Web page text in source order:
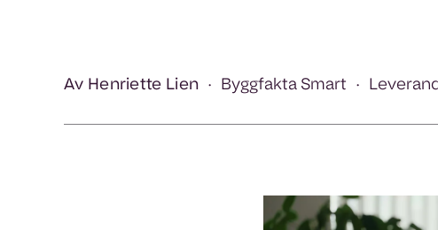
Av Henriette Lien Byggfakta Smart